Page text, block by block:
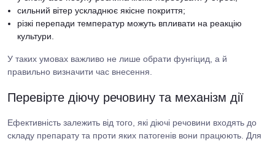
сильний вітер ускладнює якісне покриття;
різкі перепади температур можуть впливати на реакцію
культури.
У таких умовах важливо не лише обрати фунгіцид, а й
правильно визначити час внесення.
Перевірте діючу речовину та механізм дії
Ефективність залежить від того, які діючі речовини входять до
складу препарату та проти яких патогенів вони працюють. Для